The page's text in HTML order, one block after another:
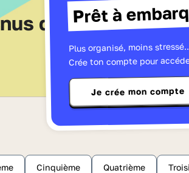
Prêt à
Plus organisé, moins
Crée ton compte pour
Je crée mon compte
de Terminale -
Cinquième Quatrième